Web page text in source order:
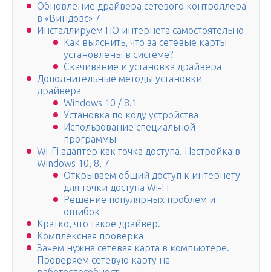
Обновление драйвера сетевого контроллера
в «Виндовс» 7
Инсталлируем ПО интернета самостоятельно
Как выяснить, что за сетевые карты
установлены в системе?
Скачивание и установка драйвера
Дополнительные методы установки
драйвера
Windows 10 / 8.1
Установка по коду устройства
Использование специальной
программы
Wi-Fi адаптер как точка доступа. Настройка в
Windows 10, 8, 7
Открываем общий доступ к интернету
для точки доступа Wi-Fi
Решение популярных проблем и
ошибок
Кратко, что такое драйвер.
Комплексная проверка
Зачем нужна сетевая карта в компьютере.
Проверяем сетевую карту на